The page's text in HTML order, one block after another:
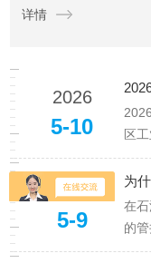
期稳定运行。铁皮保
详情
2026
5-10
区
程
结
经
点
2026
5-9
为
在
的
的